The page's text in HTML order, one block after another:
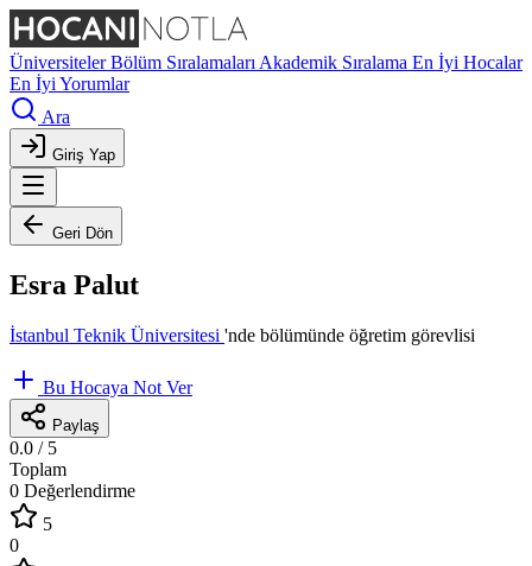
ÜniversitelerBölüm Sıralamaları Akademik Sıralama En İyi Hocalar
En İyi Yorumlar
Ara
Giriş Yap
Geri Dön
Esra Palut
İstanbul Teknik Üniversitesi 'nde bölümünde öğretim görevlisi
Bu Hocaya Not Ver
Paylaş
0.0 / 5
Toplam
0 Değerlendirme
5
0